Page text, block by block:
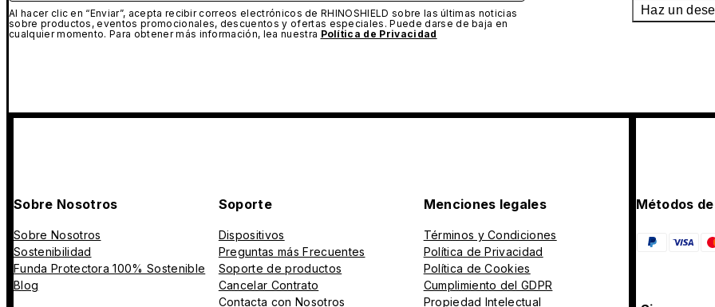
Al hacer clic en “Enviar”, acepta recibir correos electrónicos de RHINOSHIELD sobre las últimas noticias
sobre productos, eventos promocionales, descuentos y ofertas especiales. Puede darse de baja en
cualquier momento. Para obtener más información, lea nuestra Política de Privacidad
Haz un
Sobre Nosotros
Sobre Nosotros
Sostenibilidad
Funda Protectora 100% Sostenible
Blog
Soporte
Dispositivos
Preguntas más Frecuentes
Soporte de productos
Cancelar Contrato
Contacta con Nosotros
Menciones legales
Términos y Condiciones
Política de Privacidad
Política de Cookies
Cumplimiento del GDPR
Propiedad Intelectual
Métodos